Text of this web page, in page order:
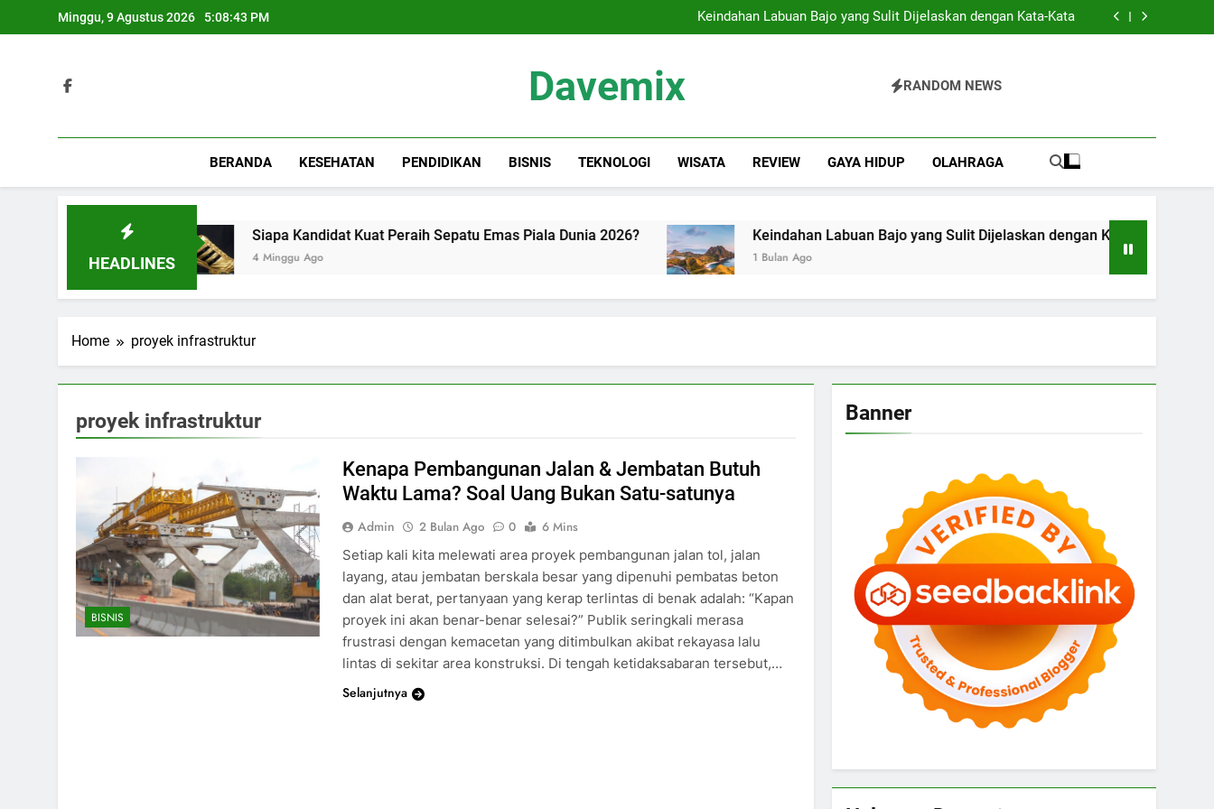
to
Minggu, 9 Agustus 2026 5:08:43 PM
Keindahan Labuan Bajo yang Sulit Dijelaskan dengan Kata-Kata
Sewa Proyektor Jakarta, Pilihan Praktis untuk Berbagai Acara Spesial
Keindahan Labuan Bajo yang Sulit Dijelaskan dengan Kata-Kata
Davemix RANDOM NEWS
BERANDA KESEHATAN PENDIDIKAN BISNIS TEKNOLOGI WISATA REVIEW GAYA HIDUP OLAHRAGA
HEADLINES
Siapa Kandidat Kuat Peraih Sepatu Emas Piala Dunia 2026?
4 Minggu Ago
Keindahan Labuan Bajo yang Sulit Dijelaskan dengan Kata-Kata
1 Bulan Ago
Home proyek infrastruktur
proyek infrastruktur
BISNIS
Kenapa Pembangunan Jalan & Jembatan Butuh
Waktu Lama? Soal Uang Bukan Satu-satunya
Admin 2 Bulan Ago 0
6 Mins
Setiap kali kita melewati area proyek pembangunan jalan tol, jalan
layang, atau jembatan berskala besar yang dipenuhi pembatas beton
dan alat berat, pertanyaan yang kerap terlintas di benak adalah: “Kapan
proyek ini akan benar-benar selesai?” Publik seringkali merasa
frustrasi dengan kemacetan yang ditimbulkan akibat rekayasa lalu
lintas di sekitar area konstruksi. Di tengah ketidaksabaran tersebut,…
Selanjutnya
Banner